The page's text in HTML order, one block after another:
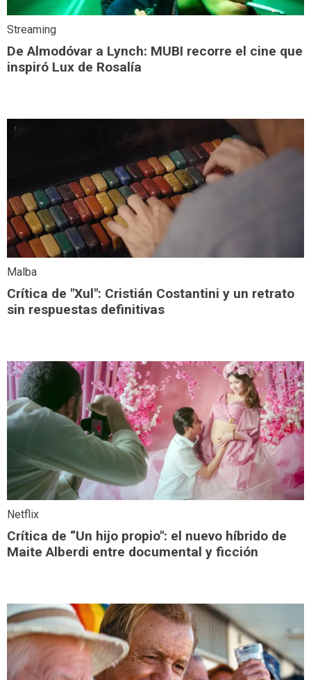
Streaming
De Almodóvar a Lynch: MUBI recorre el cine que
inspiró Lux de Rosalía
Malba
Crítica de "Xul": Cristián Costantini y un retrato
sin respuestas definitivas
Netflix
Crítica de “Un hijo propio": el nuevo híbrido de
Maite Alberdi entre documental y ficción